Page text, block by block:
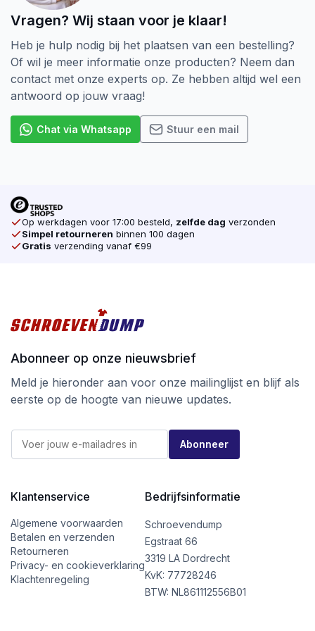
Deeldraad en Voldraad
Deeldraad:
ideaal wanneer je twee houten delen
stevig tegen elkaar wilt trekken, bijvoorbeeld bij
het monteren van wanden, plafonds of houten
planken.
gelijkmatige verdeling van de kracht en maximale
grip in één stuk hout.
SilverMate Next Generation spaanplaatschroeven
eenvoudig online bij
Volg ons ook opInstagramvoor actuele
aanbiedingen, tips en inspiratie.
Vragen? Wij staan voor je klaar!
Heb je hulp nodig bij het plaatsen van een bestelling?
Of wil je meer informatie onze producten? Neem dan
contact met onze experts op. Ze hebben altijd wel een
antwoord op jouw vraag!
Chat via Whatsapp Stuur een mail
Op werkdagen voor 17:00 besteld, zelfde dag verzonden
Simpel retourneren binnen 100 dagen
Gratis verzending vanaf €99
Abonneer op onze nieuwsbrief
Meld je hieronder aan voor onze mailinglijst en blijf als
eerste op de hoogte van nieuwe updates.
m
l
E
m
l
Abonneer
Klantenservice
Algemene voorwaarden
Betalen en verzenden
Retourneren
Privacy- en cookieverklaring
Klachtenregeling
Bedrijfsinformatie
Schroevendump
Egstraat 66
3319 LA Dordrecht
KvK: 77728246
BTW: NL861112556B01